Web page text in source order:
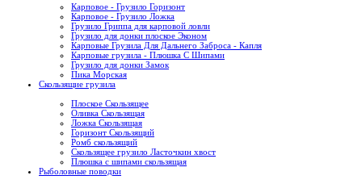
Карповое - Грузило Горизонт
Карповое - Грузило Ложка
Грузило Гриппа для карповой ловли
Грузило для донки плоское Эконом
Карповые Грузила Для Дальнего Заброса - Капля
Карповые грузила - Плюшка С Шипами
Грузило для донки Замок
Пика Морская
Скользящие грузила
Плоское Скользящее
Оливка Скользящая
Ложка Скользящая
Горизонт Скользящий
Ромб скользящий
Скользящее грузило Ласточкин хвост
Плюшка с шипами скользящая
Рыболовные поводки